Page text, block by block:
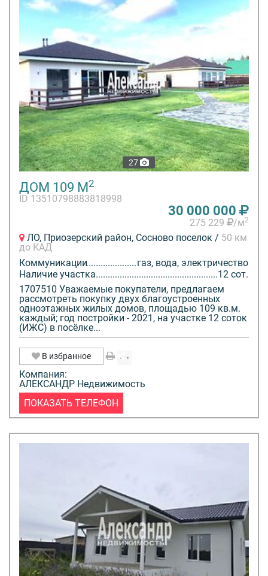
27
ДОМ 109 М2
ID 13510798883818998
30 000 000
275 229 /м2
ЛО, Приозерский район, Сосново поселок / 50 км
до КАД
Коммуникации
газ, вода, электричество
Наличие участка
12 сот.
1707510 Уважаемые покупатели, предлагаем
рассмотреть покупку двух благоустроенных
одноэтажных жилых домов, площадью 109 кв.м.
каждый; год постройки - 2021, на участке 12 соток
(ИЖС) в посёлке...
В избранное
Компания:
АЛЕКСАНДР Недвижимость
ПОКАЗАТЬ ТЕЛЕФОН